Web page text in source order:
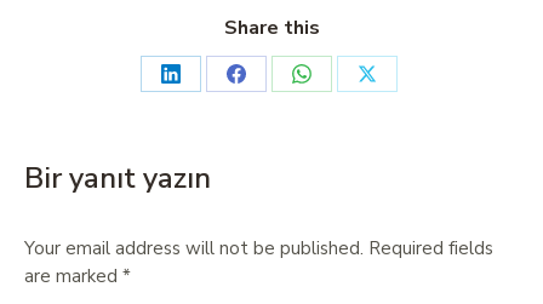
Share this
Bir yanıt yazın
Your email address will not be published. Required fields
are marked *